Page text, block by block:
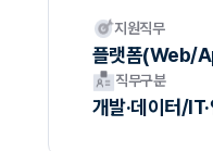
지원직무
플랫폼(Web/
직무구분
개발·데이터/